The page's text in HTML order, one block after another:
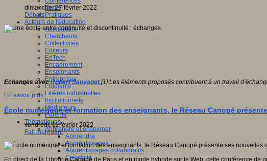
Outils
Pratiques
Acteurs de l'éducation
Animateurs
Chercheurs
Collectivités
Editeurs
EdTech
Encadrement
Enseignants
Entreprises
Etudiants
Filières industrielles
Institutionnels
Médiateurs
Parents
Thématiques
Apprendre et enseigner
Apprendre
Apprentissages
Apprentissages collaboratifs
Créativité
dimanche, 27 février 2022
Débats
Echanges avecRobert Sauvaget[1] Les éléments proposés contribuent à un travail
En savoir plus...
École numérique et formation des enseignants, le Réseau Canopé
vendredi, 11 février 2022
Fait marquant
En direct de la Librairie Canopé de Paris et en mode hybride sur le Web, cette conférence